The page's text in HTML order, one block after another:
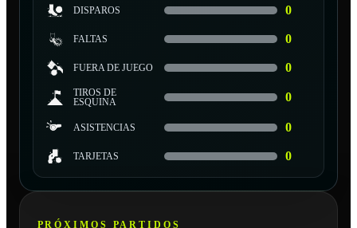
DISPAROS 0
FALTAS 0
FUERA DE JUEGO 0
TIROS DE
ESQUINA
0
ASISTENCIAS 0
TARJETAS 0
PRÓXIMOS PARTIDOS